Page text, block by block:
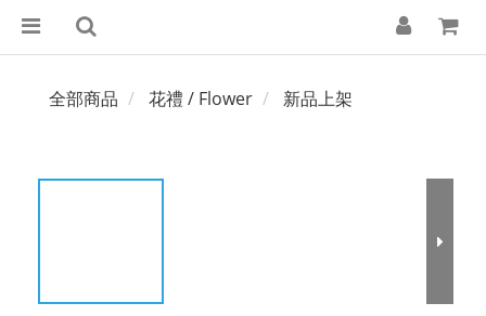
全部商品 花禮 / Flower 新品上架